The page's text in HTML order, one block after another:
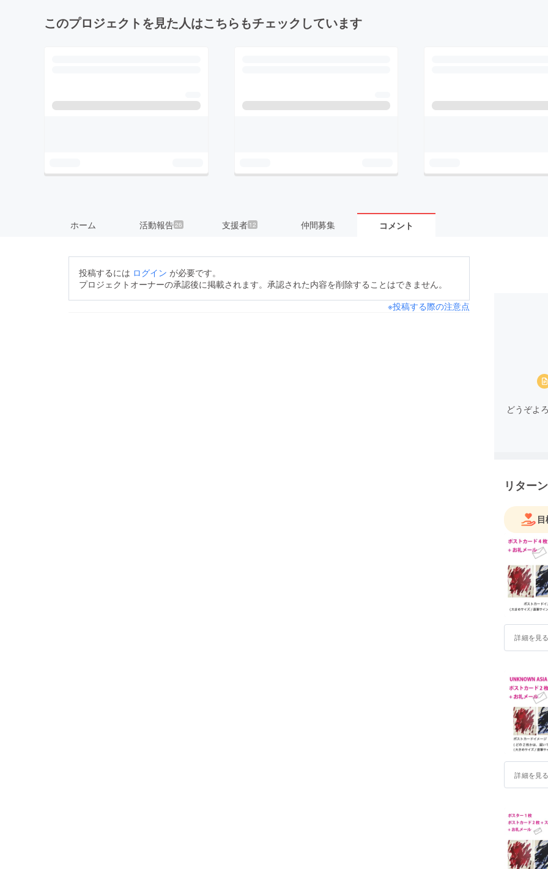
このプロジェクトを見た人はこちらもチェックしています
ホーム 活動報告26 支援者 12 仲間募集 コメント
投稿するには ログイン が必要です。
プロジェクトオーナーの承認後に掲載されます。承認された内容を削除することはできません。
※投稿する際の注意点
どうぞよ
リター
詳細を見
詳細を見